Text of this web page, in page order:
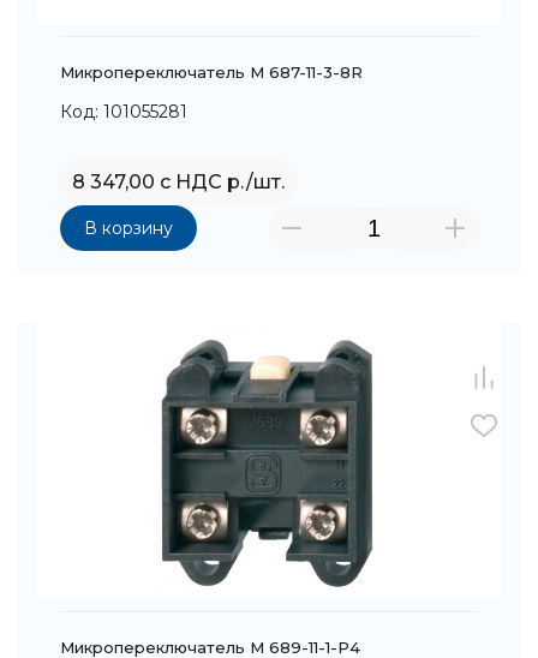
Микропереключатель M 687-11-3-8R
Код: 101055281
8 347,00 с НДС р./шт.
В корзину
Микропереключатель M 689-11-1-P4